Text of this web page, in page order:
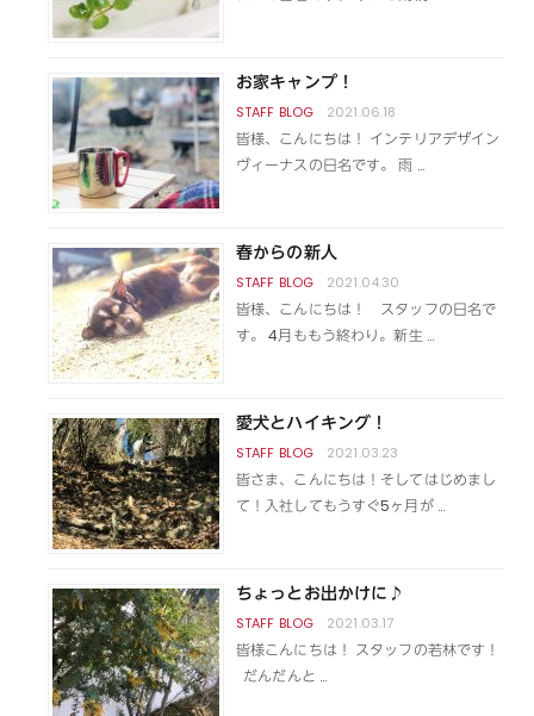
お家キャンプ！
2021.06.18
皆様、こんにちは！ インテリアデザイン
ヴィーナスの日名です。 雨 …
春からの新人
2021.04.30
皆様、こんにちは！ スタッフの日名で
す。 4月ももう終わり。新生 …
愛犬とハイキング！
2021.03.23
皆さま、こんにちは！そしてはじめまし
て！入社してもうすぐ5ヶ月が …
ちょっとお出かけに♪
2021.03.17
皆様こんにちは！ スタッフの若林です！
だんだんと …